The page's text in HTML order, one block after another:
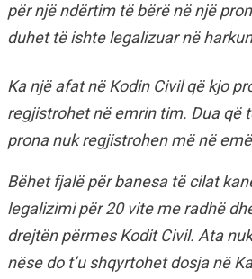
për një ndërtim të bërë në një
duhet të ishte legalizuar në
Ka një afat në Kodin Civil që kjo
regjistrohet në emrin tim. Dua që
prona nuk regjistrohen më në
Bëhet fjalë për banesa të cilat
legalizimi për 20 vite me radhë
drejtën përmes Kodit Civil. Ata
nëse do t’u shqyrtohet dosja në